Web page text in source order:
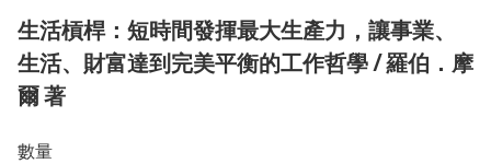
生活槓桿：短時間發揮最大生產力，讓事業、
生活、財富達到完美平衡的工作哲學 / 羅伯．摩
爾 著
數量